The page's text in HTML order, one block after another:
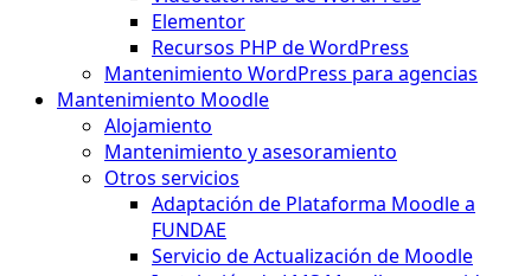
Elementor
Recursos PHP de WordPress
Mantenimiento WordPress para agencias
Mantenimiento Moodle
Alojamiento
Mantenimiento y asesoramiento
Otros servicios
Adaptación de Plataforma Moodle a
FUNDAE
Servicio de Actualización de Moodle